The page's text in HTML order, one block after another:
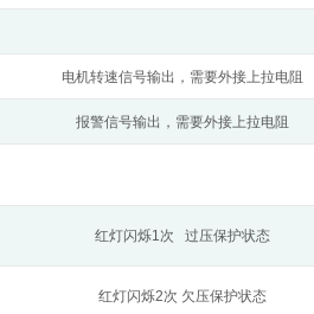
电机转速信号输出，需要外接上拉电阻
报警信号输出，需要外接上拉电阻
红灯闪烁1次 过压保护状态
红灯闪烁2次 欠压保护状态